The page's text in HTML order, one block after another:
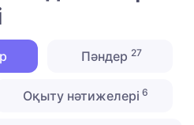
Пәндер 27
Оқыту нәтижелері 6